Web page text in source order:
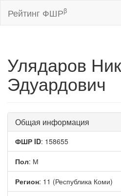
Рейтинг ФШРβ
Улядаров
Эдуардович
Общая информация
ФШР ID: 158655
Пол: М
Регион: 11 (Республика Коми)